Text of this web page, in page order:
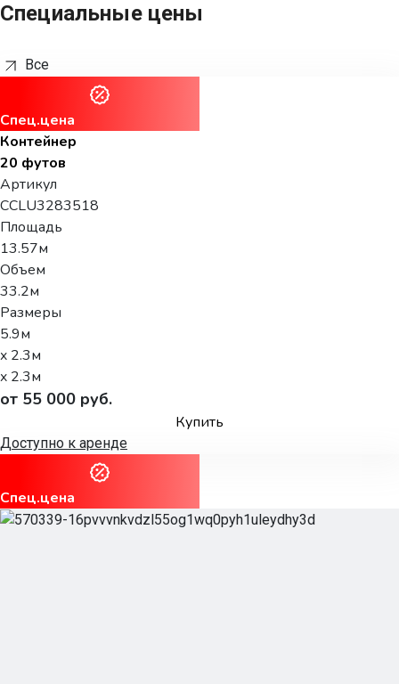
Специальные цены
Все
Спец.цена
Контейнер
20 футов
Артикул
CCLU3283518
Площадь
13.57м
Объем
33.2м
Размеры
5.9м
x 2.3м
x 2.3м
от 55 000 руб.
Купить
Доступно к аренде
Спец.цена